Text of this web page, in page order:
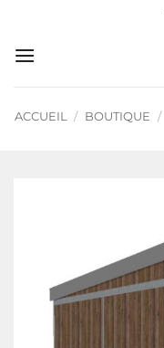
contenu
ACCUEIL / BOUTIQUE /